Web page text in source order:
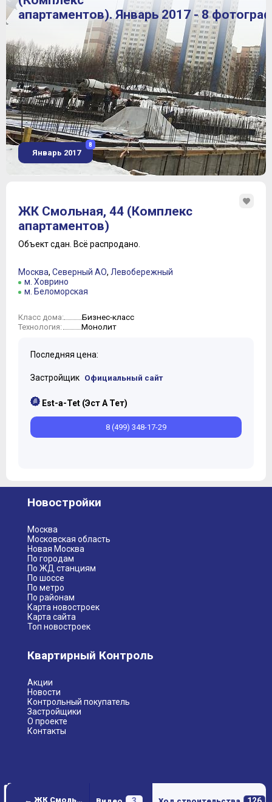
← ЖК Смольная, 44 (Комплекс апартаментов)
апартаментов). Январь 2017 - 8
Январь 2017
8
ЖК Смольная, 44 (Комплекс
апартаментов)
Объект сдан. Всё распродано.
Москва, Северный АО, Левобережный
м. Ховрино
м. Беломорская
Класс дома: Бизнес-класс
Технология: Монолит
Последняя цена:
Застройщик Официальный сайт
Est-a-Tet (Эст А Тет)
8 (499) 348-17-29
Новостройки
Москва
Московская область
Новая Москва
По городам
По ЖД станциям
По шоссе
По метро
По районам
Карта новостроек
Карта сайта
Топ новостроек
Квартирный Контроль
Акции
Новости
Контрольный покупатель
Застройщики
О проекте
Контакты